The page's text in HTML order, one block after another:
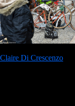
Claire Di Crescenzo